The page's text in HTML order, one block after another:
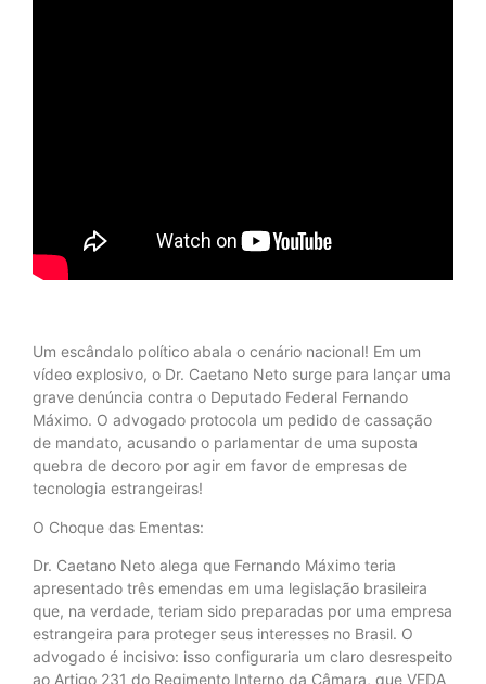
Um escândalo político abala o cenário nacional! Em um
vídeo explosivo, o Dr. Caetano Neto surge para lançar uma
grave denúncia contra o Deputado Federal Fernando
Máximo. O advogado protocola um pedido de cassação
de mandato, acusando o parlamentar de uma suposta
quebra de decoro por agir em favor de empresas de
tecnologia estrangeiras!
O Choque das Ementas:
Dr. Caetano Neto alega que Fernando Máximo teria
apresentado três emendas em uma legislação brasileira
que, na verdade, teriam sido preparadas por uma empresa
estrangeira para proteger seus interesses no Brasil. O
advogado é incisivo: isso configuraria um claro desrespeito
ao Artigo 231 do Regimento Interno da Câmara, que VEDA